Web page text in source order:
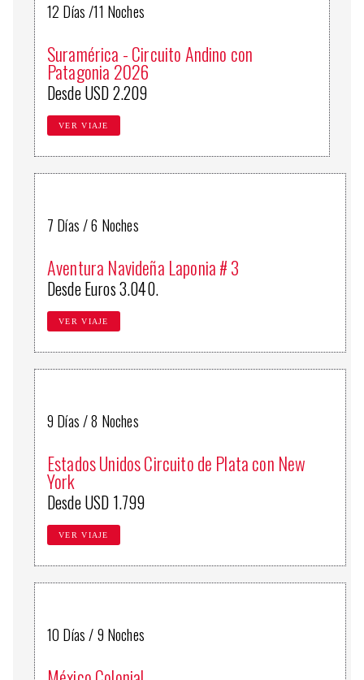
12 Días /11 Noches
Suramérica - Circuito Andino con
Patagonia 2026
Desde USD 2.209
VER VIAJE
7 Días / 6 Noches
Aventura Navideña Laponia # 3
Desde Euros 3.040.
VER VIAJE
9 Días / 8 Noches
Estados Unidos Circuito de Plata con New
York
Desde USD 1.799
VER VIAJE
10 Días / 9 Noches